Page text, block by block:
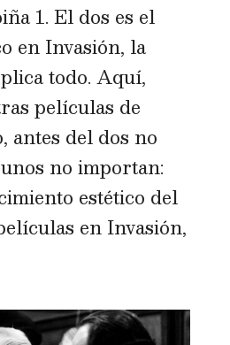
1. El dos es el
en Invasión, la
todo. Aquí,
películas de
antes del dos no
no importan:
estético del
en Invasión,